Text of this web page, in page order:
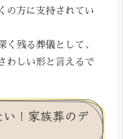
の方に支持されてい
く残る葬儀として、
わしい形と言えるで
！家族葬のデ